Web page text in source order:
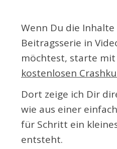
Wenn Du die
Beitragsserie in
möchtest, starte
kostenlosen
Dort zeige ich Dir
wie aus einer
für Schritt ein
entsteht.